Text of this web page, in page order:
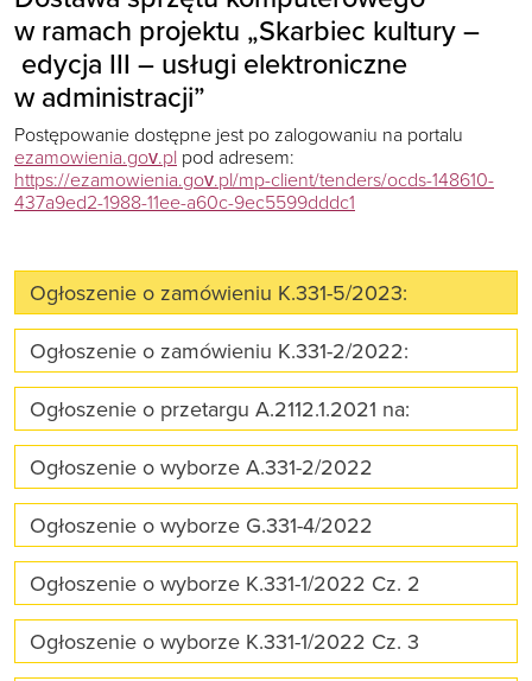
w ramach projektu „Skarbiec kultury –
edycja III – usługi elektroniczne
w administracji”
Postępowanie dostępne jest po zalogowaniu na portalu
ezamowienia.gov.pl pod adresem:
https://ezamowienia.gov.pl/mp-client/tenders/ocds-148610-
437a9ed2-1988-11ee-a60c-9ec5599dddc1
Ogłoszenie o zamówieniu K.331-5/2023:
Ogłoszenie o zamówieniu K.331-2/2022:
Ogłoszenie o przetargu A.2112.1.2021 na:
Ogłoszenie o wyborze A.331-2/2022
Ogłoszenie o wyborze G.331-4/2022
Ogłoszenie o wyborze K.331-1/2022 Cz. 2
Ogłoszenie o wyborze K.331-1/2022 Cz. 3